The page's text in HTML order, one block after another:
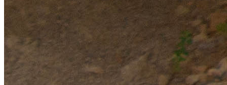
SIED 70 - Territoire d'énergie du département de la Haute-Saône
©2026